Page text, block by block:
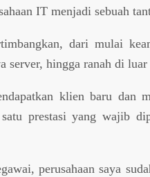
IT menjadi sebuah
dari mulai
server, hingga ranah di
klien baru dan
prestasi yang wajib
perusahaan saya